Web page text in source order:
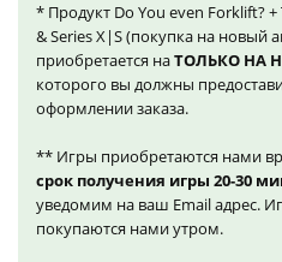
* Продукт Do You even Forklift?
& Series X|S (покупка на новый
приобретается наТОЛЬКО НА
которого вы должны
оформлении заказа.
** Игры приобретаются нами
срок получения игры 20-30
уведомим на ваш Email адрес.
покупаются нами утром.